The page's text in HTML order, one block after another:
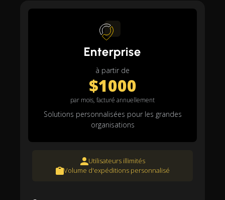
Enterprise
à partir de
$1000
par mois, facturé annuellement
Solutions personnalisées pour les grandes
organisations
Utilisateurs illimités
Volume d'expéditions personnalisé